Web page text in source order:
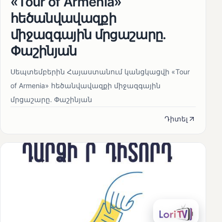
հեծանվավազքի
միջազգային մրցաշարը.
Փաշինյան
Սեպտեմբերին Հայաստանում կանցկացվի «Tour
of Armenia» հեծանվավազքի միջազգային
մրցաշարը. Փաշինյան
Դիտել